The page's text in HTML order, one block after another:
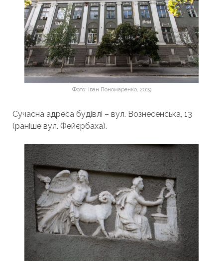
Фото: Іван Пономаренко, 2019
Сучасна адреса будівлі – вул. Вознесенська, 13
(раніше вул. Фейєрбаха).